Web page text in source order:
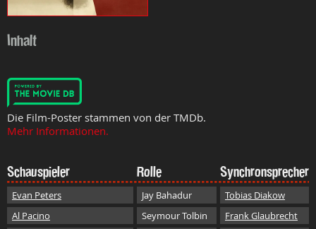
Inhalt
Die Film-Poster stammen von der TMDb.
Mehr Informationen.
Schauspieler Rolle Synchronsprecher
Evan Peters Jay Bahadur
Tobias Diakow
Al Pacino
Seymour Tolbin Frank Glaubrecht